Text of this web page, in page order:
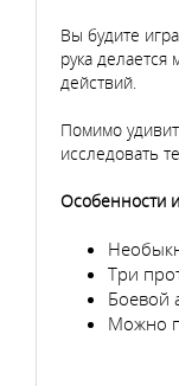
Вы будите
рука
действий.
Помимо
исследовать
Особенности
Три
Боевой
Можно